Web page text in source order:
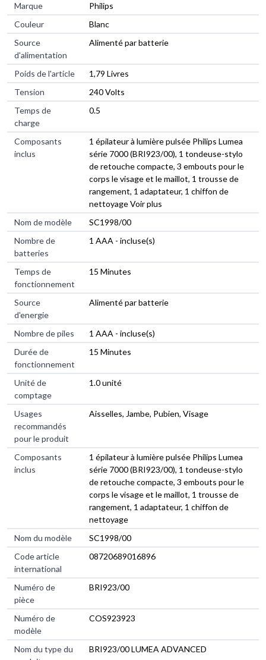
Marque
Philips
Couleur
Blanc
Source
d'alimentation
Alimenté par batterie
Poids de l'article
1,79 Livres
Tension
240 Volts
Temps de
charge
0.5
Composants
inclus
1 épilateur à lumière pulsée Philips Lumea
série 7000 (BRI923/00), 1 tondeuse-stylo
de retouche compacte, 3 embouts pour le
corps le visage et le maillot, 1 trousse de
rangement, 1 adaptateur, 1 chiffon de
nettoyage Voir plus
Nom de modèle
SC1998/00
Nombre de
batteries
1 AAA - incluse(s)
Temps de
fonctionnement
15 Minutes
Source
d'energie
Alimenté par batterie
Nombre de piles
1 AAA - incluse(s)
Durée de
fonctionnement
15 Minutes
Unité de
comptage
1.0 unité
Usages
recommandés
pour le produit
Aisselles, Jambe, Pubien, Visage
Composants
inclus
1 épilateur à lumière pulsée Philips Lumea
série 7000 (BRI923/00), 1 tondeuse-stylo
de retouche compacte, 3 embouts pour le
corps le visage et le maillot, 1 trousse de
rangement, 1 adaptateur, 1 chiffon de
nettoyage
Nom du modèle
SC1998/00
Code article
international
08720689016896
Numéro de
pièce
BRI923/00
Numéro de
modèle
COS923923
Nom du type du
BRI923/00 LUMEA ADVANCED